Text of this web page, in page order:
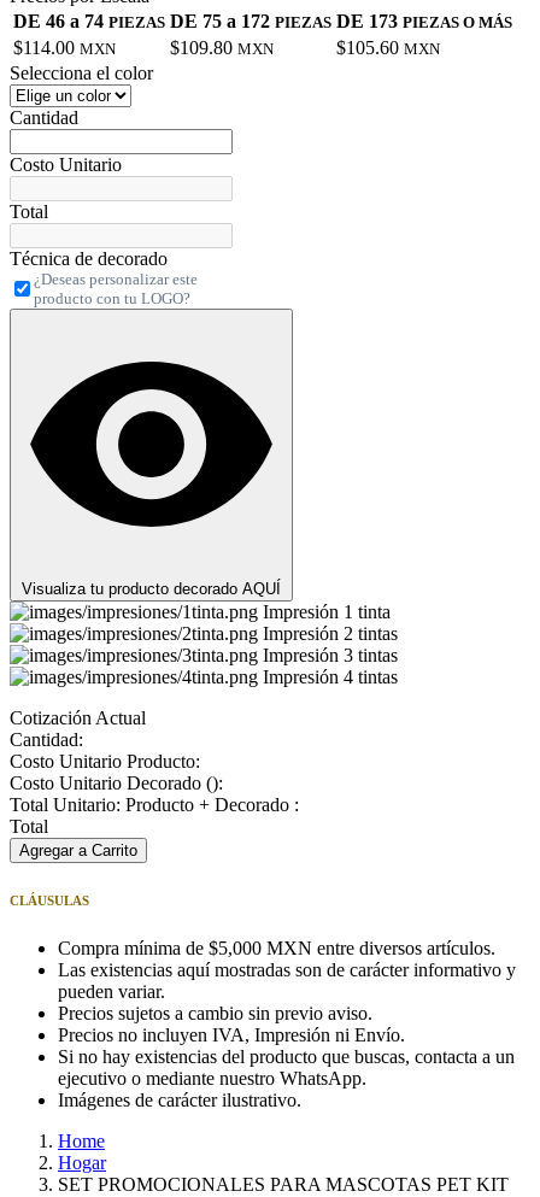
DE 46 a 74 PIEZAS DE 75 a 172 PIEZAS DE 173 PIEZAS O MÁS
$114.00 MXN $109.80 MXN $105.60 MXN
Selecciona el color
Cantidad
Costo Unitario
Total
Técnica de decorado
¿Deseas personalizar este
producto con tu LOGO?
Visualiza tu producto decorado AQUÍ
Impresión 1 tinta
Impresión 2 tintas
Impresión 3 tintas
Impresión 4 tintas
Cotización Actual
Cantidad:
Costo Unitario Producto:
Costo Unitario Decorado ():
Total Unitario: Producto + Decorado :
Total
Agregar a Carrito
CLÁUSULAS
Compra mínima de $5,000 MXN entre diversos artículos.
Las existencias aquí mostradas son de carácter informativo y
pueden variar.
Precios sujetos a cambio sin previo aviso.
Precios no incluyen IVA, Impresión ni Envío.
Si no hay existencias del producto que buscas, contacta a un
ejecutivo o mediante nuestro WhatsApp.
Imágenes de carácter ilustrativo.
Home
Hogar
SET PROMOCIONALES PARA MASCOTAS PET KIT